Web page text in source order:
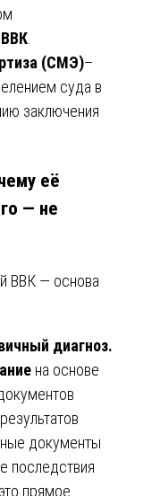
(СМЭ)–
суда в
заключения
её
— не
ВВК — основа
диагноз.
на основе
документы
последствия
прямое